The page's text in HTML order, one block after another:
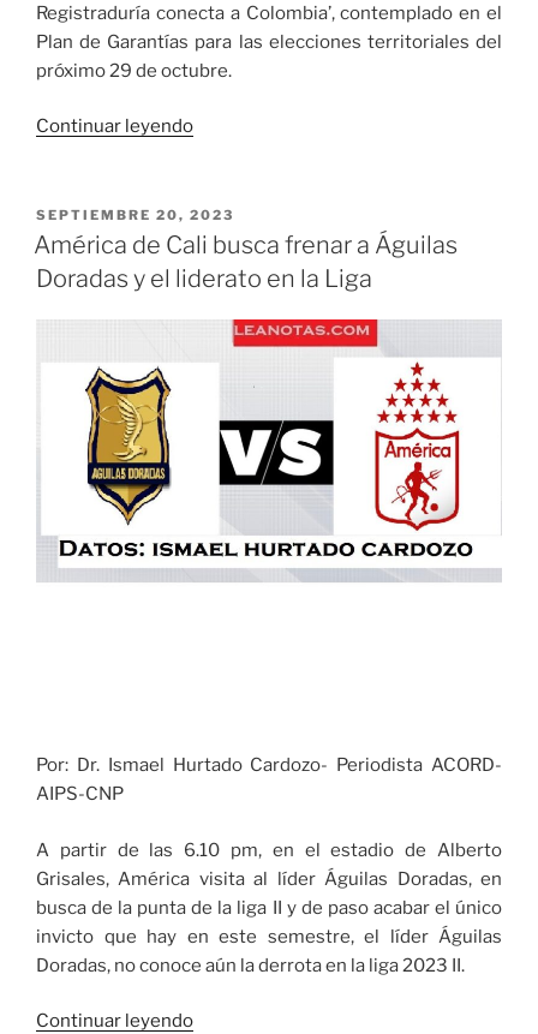
Registraduría conecta a Colombia’, contemplado en el
Plan de Garantías para las elecciones territoriales del
próximo 29 de octubre.
Continuar leyendo«La
conectividad
a
los
más
distantes
PUBLICADO
EL
SEPTIEMBRE 20, 2023
América de Cali busca frenar a Águilas
Doradas y el liderato en la Liga
Por: Dr. Ismael Hurtado Cardozo- Periodista ACORD-
AIPS-CNP
A partir de las 6.10 pm, en el estadio de Alberto
Grisales, América visita al líder Águilas Doradas, en
busca de la punta de la liga II y de paso acabar el único
invicto que hay en este semestre, el líder Águilas
Doradas, no conoce aún la derrota en la liga 2023 II.
Continuar leyendo«América